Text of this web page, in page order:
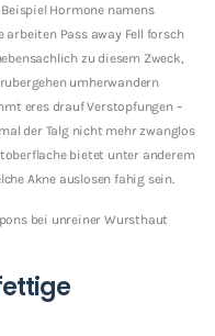
Hormone namens
arbeiten Pass away Fell forsch
zu diesem Zweck,
umherwandern
eres drauf Verstopfungen –
der Talg nicht mehr zwanglos
bietet unter anderem
Akne auslosen fahig sein.
bei unreiner Wursthaut